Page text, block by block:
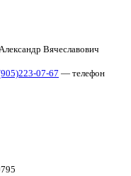
Вячеславович
07-67 — телефон